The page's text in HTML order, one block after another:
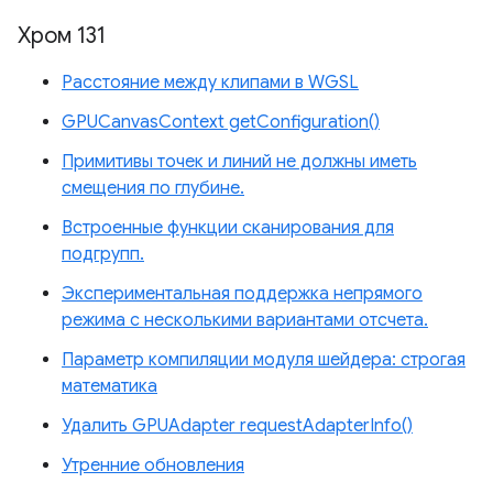
Хром 131
Расстояние между клипами в WGSL
GPUCanvasContext getConfiguration()
Примитивы точек и линий не должны иметь
смещения по глубине.
Встроенные функции сканирования для
подгрупп.
Экспериментальная поддержка непрямого
режима с несколькими вариантами отсчета.
Параметр компиляции модуля шейдера: строгая
математика
Удалить GPUAdapter requestAdapterInfo()
Утренние обновления